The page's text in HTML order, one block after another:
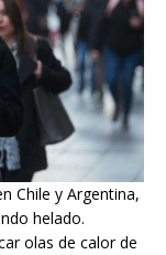
Chile y Argentina,
helado.
olas de calor de